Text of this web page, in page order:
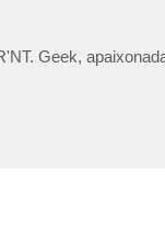
Geek,